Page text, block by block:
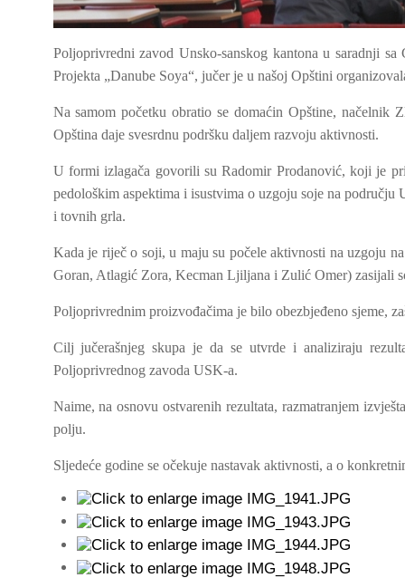
Poljoprivredni zavod Unsko-sanskog kantona u saradnji
Projekta „Danube Soya“, jučer je u našoj Opštini
Na samom početku obratio se domaćin Opštine, načelnik
Opština daje svesrdnu podršku daljem razvoju aktivnosti.
U formi izlagača govorili su Radomir Prodanović, koji je
pedološkim aspektima i isustvima o uzgoju soje na
i tovnih grla.
Kada je riječ o soji, u maju su počele aktivnosti na uzgoju
Goran, Atlagić Zora, Kecman Ljiljana i Zulić Omer) zasijali
Poljoprivrednim proizvođačima je bilo obezbjeđeno sjeme,
Cilj jučerašnjeg skupa je da se utvrde i analiziraju
Poljoprivrednog zavoda USK-a.
Naime, na osnovu ostvarenih rezultata, razmatranjem
polju.
Sljedeće godine se očekuje nastavak aktivnosti, a o